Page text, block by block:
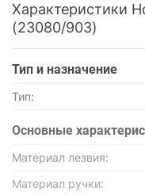
Характеристики
(23080/903)
Тип и назначение
Тип:
Основные
Материал лезвия:
Материал ручки: